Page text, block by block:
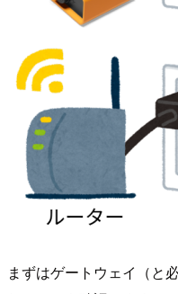
まずはゲートウェイ（と